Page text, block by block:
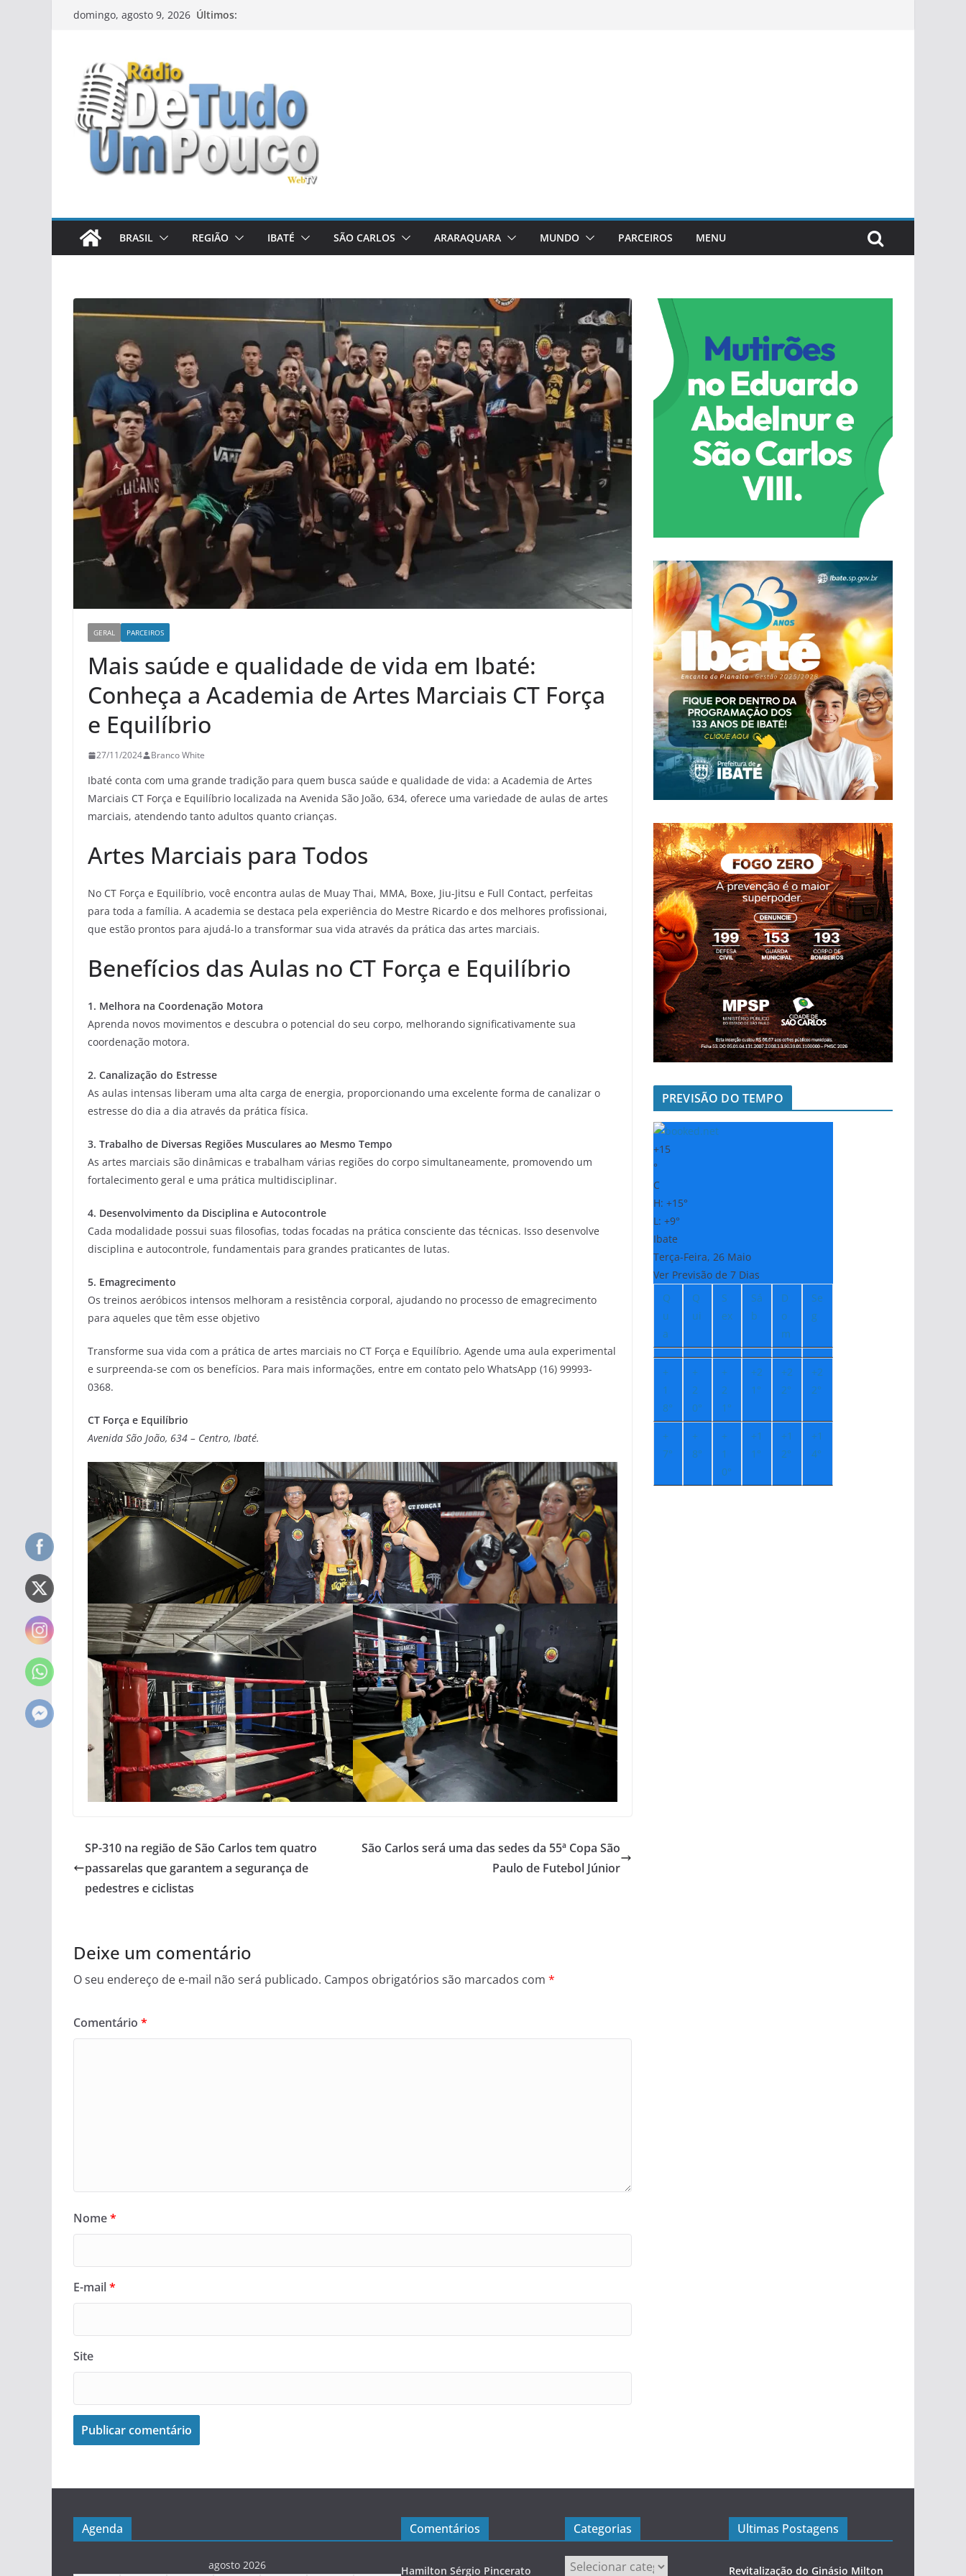
Pular
conteúdo
domingo, agosto 9, 2026 Últimos:
BRASIL REGIÃO IBATÉ SÃO CARLOS ARARAQUARA MUNDO PARCEIROS MENU
GERAL PARCEIROS
Mais saúde e qualidade de vida em Ibaté:
Conheça a Academia de Artes Marciais CT Força
e Equilíbrio
27/11/2024 Branco White
Ibaté conta com uma grande tradição para quem busca saúde e qualidade de vida: a Academia de Artes
Marciais CT Força e Equilíbrio localizada na Avenida São João, 634, oferece uma variedade de aulas de artes
marciais, atendendo tanto adultos quanto crianças.
Artes Marciais para Todos
No CT Força e Equilíbrio, você encontra aulas de Muay Thai, MMA, Boxe, Jiu-Jitsu e Full Contact, perfeitas
para toda a família. A academia se destaca pela experiência do Mestre Ricardo e dos melhores profissionai,
que estão prontos para ajudá-lo a transformar sua vida através da prática das artes marciais.
Benefícios das Aulas no CT Força e Equilíbrio
1. Melhora na Coordenação Motora
Aprenda novos movimentos e descubra o potencial do seu corpo, melhorando significativamente sua
coordenação motora.
2. Canalização do Estresse
As aulas intensas liberam uma alta carga de energia, proporcionando uma excelente forma de canalizar o
estresse do dia a dia através da prática física.
3. Trabalho de Diversas Regiões Musculares ao Mesmo Tempo
As artes marciais são dinâmicas e trabalham várias regiões do corpo simultaneamente, promovendo um
fortalecimento geral e uma prática multidisciplinar.
4. Desenvolvimento da Disciplina e Autocontrole
Cada modalidade possui suas filosofias, todas focadas na prática consciente das técnicas. Isso desenvolve
disciplina e autocontrole, fundamentais para grandes praticantes de lutas.
5. Emagrecimento
Os treinos aeróbicos intensos melhoram a resistência corporal, ajudando no processo de emagrecimento
para aqueles que têm esse objetivo
Transforme sua vida com a prática de artes marciais no CT Força e Equilíbrio. Agende uma aula experimental
e surpreenda-se com os benefícios. Para mais informações, entre em contato pelo WhatsApp (16) 99993-
0368.
CT Força e Equilíbrio
Avenida São João, 634 – Centro, Ibaté.
SP-310 na região de São Carlos tem quatro
passarelas que garantem a segurança de
pedestres e ciclistas
São Carlos será uma das sedes da 55ª Copa São
Paulo de Futebol Júnior
Deixe um comentário
O seu endereço de e-mail não será publicado. Campos obrigatórios são marcados com *
Comentário *
Nome*
E-mail*
Site
PREVISÃO DO TEMPO
+15
°
C
H: +15°
L: +9°
Ibate
Terça-Feira, 26 Maio
Ver Previsão de 7 Dias
Q
u
a
Q
ui
S
ex
Sá
b
D
o
m
Se
g
+
1
8°
+
2
0°
+
2
1°
+2
1°
+2
2°
+2
2°
+
7°
+
8°
+
1
0°
+1
1°
+1
2°
+1
4°
Agenda
agosto 2026
Comentários
Hamilton Sérgio Pincerato
Categorias
Categorias
Ultimas Postagens
Revitalização do Ginásio Milton